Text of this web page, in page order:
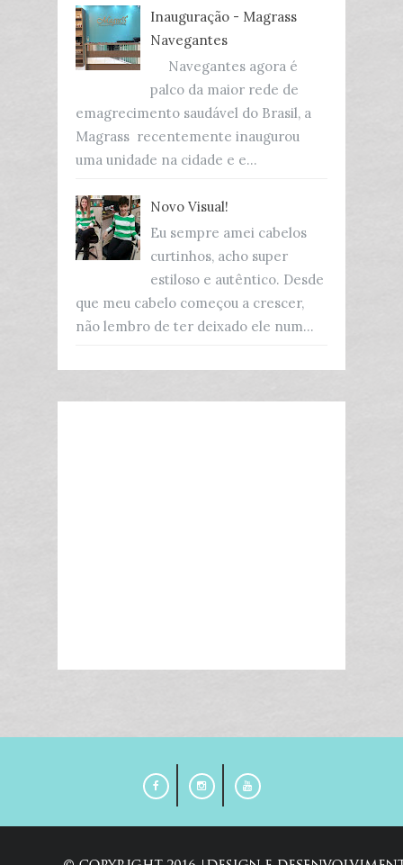
Inauguração - Magrass
Navegantes
Navegantes agora é
palco da maior rede de
emagrecimento saudável do Brasil, a
Magrass recentemente inaugurou
uma unidade na cidade e e...
Novo Visual!
Eu sempre amei cabelos
curtinhos, acho super
estiloso e autêntico. Desde
que meu cabelo começou a crescer,
não lembro de ter deixado ele num...